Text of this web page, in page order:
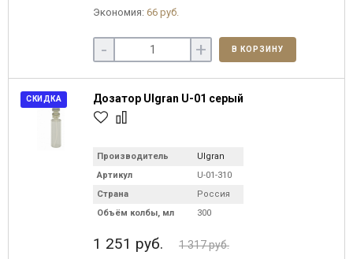
Экономия: 66 руб.
- + В КОРЗИНУ
СКИДКА Дозатор Ulgran U-01 серый
Производитель
Ulgran
Артикул
U-01-310
Страна
Россия
Объём колбы, мл
300
1 251 руб. 1 317 руб.